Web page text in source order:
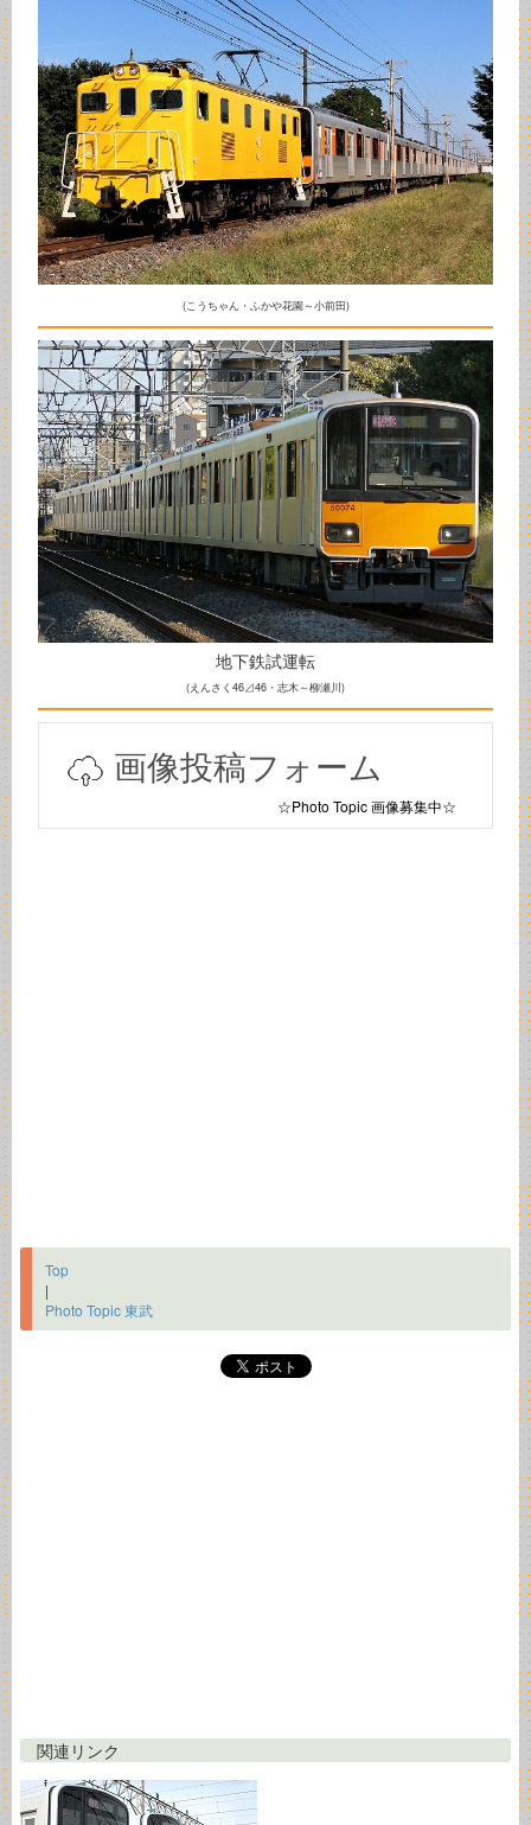
(こうちゃん・ふかや花園～小前田)
地下鉄試運転
(えんさく46⊿46・志木～柳瀬川)
画像投稿フォーム
☆Photo Topic 画像募集中☆
Top
|
Photo Topic 東武
関連リンク